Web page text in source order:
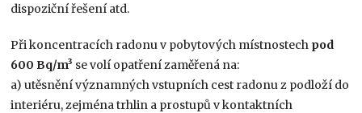
dispoziční řešení atd.
Při koncentracích radonu v pobytových místnostech pod
600 Bq/m³ se volí opatření zaměřená na:
a) utěsnění významných vstupních cest radonu z podloží do
interiéru, zejména trhlin a prostupů v kontaktních